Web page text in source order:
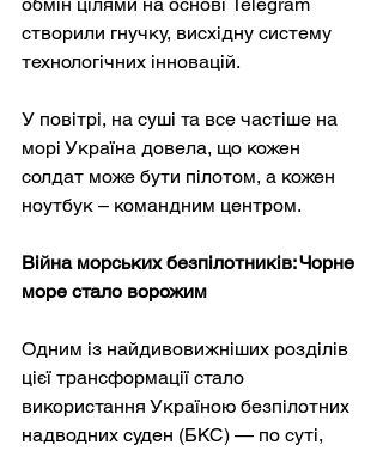
створили гнучку, висхідну систему
технологічних інновацій.
У повітрі, на суші та все частіше на
морі Україна довела, що кожен
солдат може бути пілотом, а кожен
ноутбук – командним центром.
Війна морських безпілотників: Чорне
море стало ворожим
Одним із найдивовижніших розділів
цієї трансформації стало
використання Україною безпілотних
надводних суден (БКС) — по суті,